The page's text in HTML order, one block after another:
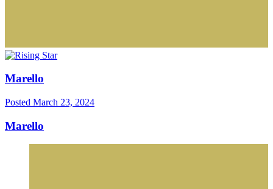
Marello
Posted March 23, 2024
Marello